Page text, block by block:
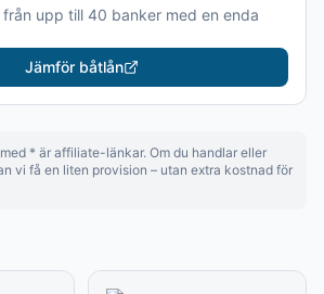
upp till 40 banker med en enda
Jämför båtlån
* är affiliate-länkar. Om du handlar eller
vi få en liten provision – utan extra kostnad för